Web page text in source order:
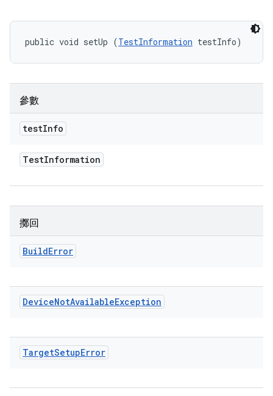
public void setUp (TestInformation testInfo)
參數
testInfo
TestInformation
擲回
BuildError
DeviceNotAvailableException
TargetSetupError